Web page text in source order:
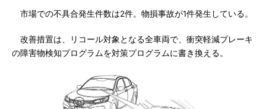
市場での不具合発生件数は2件。物損事故が1件発生している。
改善措置は、リコール対象となる全車両で、衝突軽減ブレーキ
の障害物検知プログラムを対策プログラムに書き換える。